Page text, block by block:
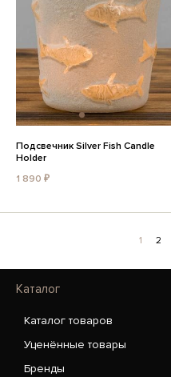
Подсвечник Silver Fish Candle
Holder
1 890 ₽
1 2
Каталог
Каталог товаров
Уценённые товары
Бренды